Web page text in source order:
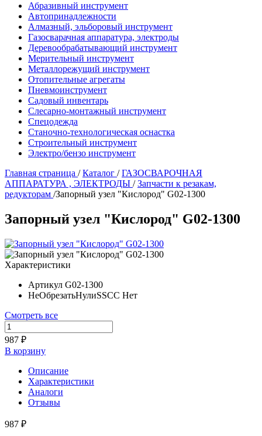
Абразивный инструмент
Автопринадлежности
Алмазный, эльборовый инструмент
Газосварачная аппаратура, электроды
Деревообрабатывающий инструмент
Мерительный инструмент
Металлорежущий инструмент
Отопительные агрегаты
Пневмоинструмент
Садовый инвентарь
Слесарно-монтажный инструмент
Спецодежда
Станочно-технологическая оснастка
Строительный инструмент
Электро/бензо инструмент
Главная страница / Каталог / ГАЗОСВАРОЧНАЯ
АППАРАТУРА , ЭЛЕКТРОДЫ / Запчасти к резакам,
редукторам /Запорный узел "Кислород" G02-1300
Запорный узел "Кислород" G02-1300
Характеристики
Артикул G02-1300
НеОбрезатьНулиSSCC Нет
Смотреть все
987 ₽
В корзину
Описание
Характеристики
Аналоги
Отзывы
987 ₽